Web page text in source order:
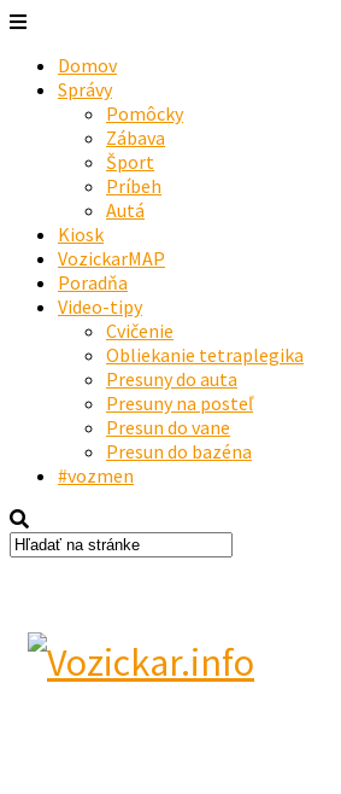
Domov
Správy
Pomôcky
Zábava
Šport
Príbeh
Autá
Kiosk
VozickarMAP
Poradňa
Video-tipy
Cvičenie
Obliekanie tetraplegika
Presuny do auta
Presuny na posteľ
Presun do vane
Presun do bazéna
#vozmen